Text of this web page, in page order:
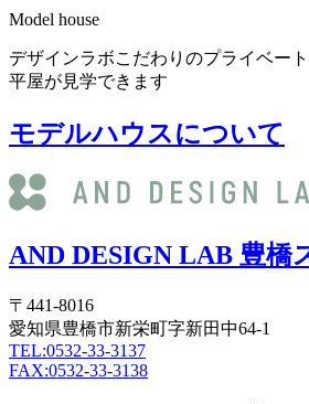
Model house
デザインラボこだわりのプライベー
平屋が見学できます
モデルハウスについて
AND DESIGN LAB 豊橋
〒441-8016
愛知県豊橋市新栄町字新田中64-1
TEL:0532-33-3137
FAX:0532-33-3138